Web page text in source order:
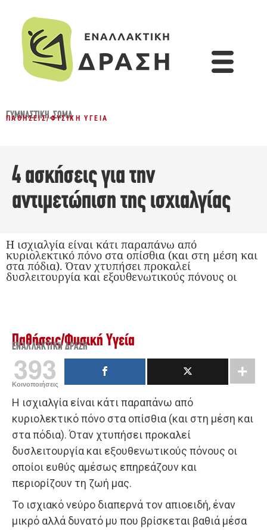
ΓΥΜΝΑΣΤΙΚΉ,ΣΏΜΑ
ΠΑΘΉΣΕΙΣ/ΦΥΣΙΚΉ ΥΓΕΊΑ
4 ασκήσεις για την
αντιμετώπιση της ισχιαλγίας
Η ισχιαλγία είναι κάτι παραπάνω από
κυριολεκτικό πόνο στα οπίσθια (και στη μέση και
στα πόδια). Όταν χτυπήσει προκαλεί
δυσλειτουργία και εξουθενωτικούς πόνους οι
Παθήσεις/Φυσική Υγεία
ΕΝΑΛΛΑΚΤΙΚΉ ΔΡΆΣΗ
393
Κοινοποιήσεις
Η ισχιαλγία είναι κάτι παραπάνω από
κυριολεκτικό πόνο στα οπίσθια (και στη μέση και
στα πόδια). Όταν χτυπήσει προκαλεί
δυσλειτουργία και εξουθενωτικούς πόνους οι
οποίοι ευθύς αμέσως επηρεάζουν και
περιορίζουν τη ζωή μας.
Το ισχιακό νεύρο διαπερνά τον απιοειδή, έναν
μικρό αλλά δυνατό μυ που βρίσκεται βαθιά μέσα